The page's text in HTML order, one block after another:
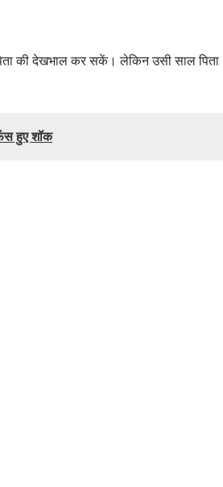
की देखभाल कर सकें। लेकिन उसी साल पिता
हुए शॉक